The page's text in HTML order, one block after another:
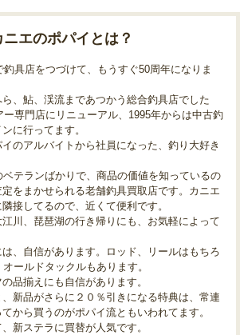
ニエのポパイとは？
具店をつづけて、もうすぐ50周年になりま
、鮎、渓流まであつかう総合釣具店でした
ー専門店にリニューアル、1995年からは中古釣
に行ってます。
のアルバイトから社員になった、釣り大好き
テランばかりで、商品の価値を知っているの
をまかせられる老舗釣具買取店です。カニエ
接してるので、近くて便利です。
川、琵琶湖の行き帰りにも、お気軽によって
、自信があります。ロッド、リールはもちろ
ールドタックルもあります。
品揃えにも自信があります。
新品がさらに２０％引きになる特典は、常連
から買うのがポパイ流ともいわれてます。
新ステラに買替が人気です。